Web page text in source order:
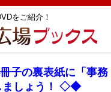
をご紹介！
子の裏表紙に「事務
ましょう！ ◇◆